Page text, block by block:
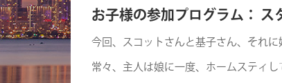
お子様の参加プログラム：
今回、スコットさんと基子さん、それ
常々、主人は娘に一度、ホームスティ